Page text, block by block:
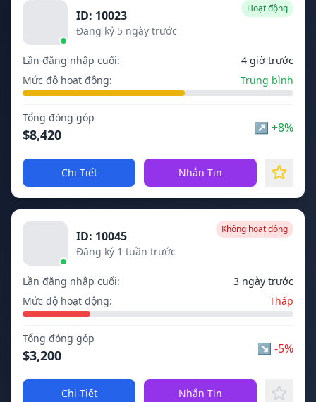
ID: 10023
Đăng ký 5 ngày trước
Hoạt động
Lần đăng nhập cuối:
4 giờ trước
Mức độ hoạt động:
Trung bình
Tổng đóng góp
$8,420 ↗ +8%
Chi Tiết Nhắn Tin
ID: 10045
Đăng ký 1 tuần trước
Không hoạt động
Lần đăng nhập cuối:
3 ngày trước
Mức độ hoạt động:
Thấp
Tổng đóng góp
$3,200 ↘ -5%
Chi Tiết Nhắn Tin